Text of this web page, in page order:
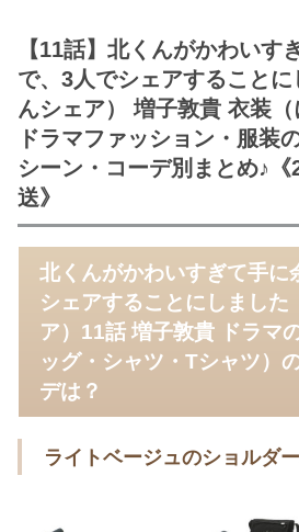
【11話】北くんがかわいす
で、3人でシェアすることに
んシェア） 増子敦貴 衣装（
ドラマファッション・服装
シーン・コーデ別まとめ♪
送》
北くんがかわいすぎて手に
シェアすることにしました
ア）11話 増子敦貴 ドラマ
ッグ・シャツ・Tシャツ）
デは？
ライトベージュのショルダ